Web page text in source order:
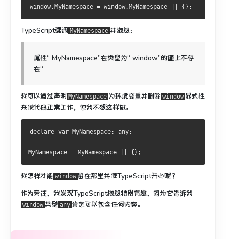
window. MyNamespace = window. MyNamespace {};
TypeScript强调 MyNamespace 并抱怨：
属性“ MyNamespace”在类型为“ window”的值上不存
在“
我可以通过声明 MyNamespace 为环境变量并删除 window 显式性
来使代码正常工作， 但我不想这样做。
declare var MyNamespace: any;
MyNamespace = MyNamespace {};
我怎样才能 window 留在那里并使TypeScript开心呢？
作为旁注，我发现TypeScript抱怨特别有趣，因为它告诉我
window 类型 any 肯定可以包含任何内容。